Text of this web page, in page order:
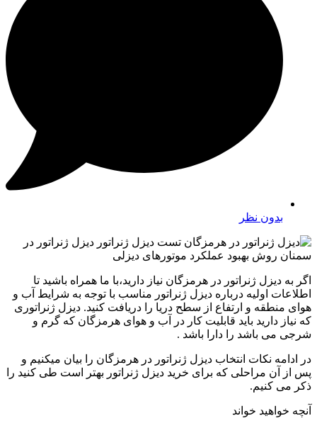
بدون نظر
اگر به دیزل ژنراتور در هرمزگان نیاز دارید،‌با ما همراه باشید تا
اطلاعات اولیه درباره دیزل ژنراتور مناسب با توجه به شرایط آب و
هوای منطقه و ارتفاع از سطح دریا را دریافت کنید. دیزل ژنراتوری
که نیاز دارید باید قابلیت کار در آب و هوای هرمزگان که گرم و
شرجی می باشد را دارا باشد .
در ادامه نکات انتخاب دیزل ژنراتور در هرمزگان را بیان میکنیم و
پس از آن مراحلی که برای خرید دیزل ژنراتور بهتر است طی کنید را
ذکر می کنیم.
آنچه خواهید خواند